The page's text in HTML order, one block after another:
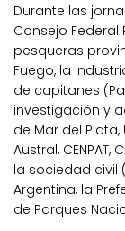
Durante las
Consejo
pesqueras
Fuego, la industria
de capitanes
investigación y
de Mar del
Austral, CENPAT,
la sociedad civil
Argentina, la
de Parques